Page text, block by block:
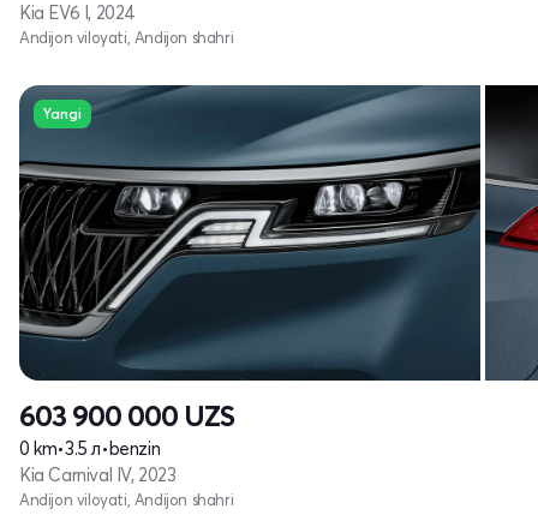
Kia EV6 I, 2024
Andijon viloyati, Andijon shahri
Yangi
603 900 000 UZS
0 km•3.5 л•benzin
Kia Carnival IV, 2023
Andijon viloyati, Andijon shahri